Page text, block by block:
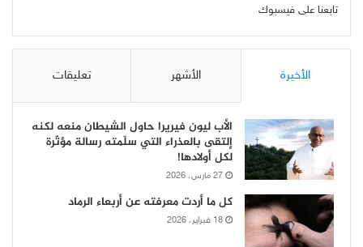
تابعنا على فيسبوك
الأخيرة الأشهر تعليقات
الأب ليون فيريرا حاول الشيطان منعه لكنه
إلتقى بالعذراء التي سلّمته رسالة مؤثّرة
لكل أولادها!
27 مارس، 2026
كل ما أردت معرفته عن أربعاء الرماد
18 فبراير، 2026